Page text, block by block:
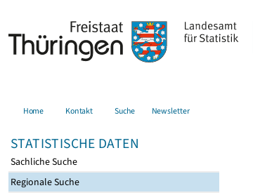
Home Kontakt Suche Newsletter
STATISTISCHE DATEN
Sachliche Suche
Regionale Suche